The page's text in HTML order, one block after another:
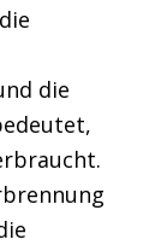
die